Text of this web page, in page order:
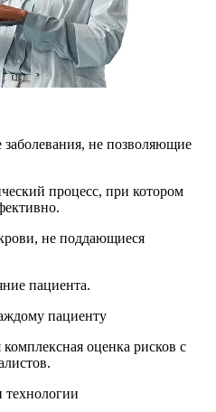
не позволяющие
процесс, при котором
не поддающиеся
пациента.
пациенту
оценка рисков с
технологии